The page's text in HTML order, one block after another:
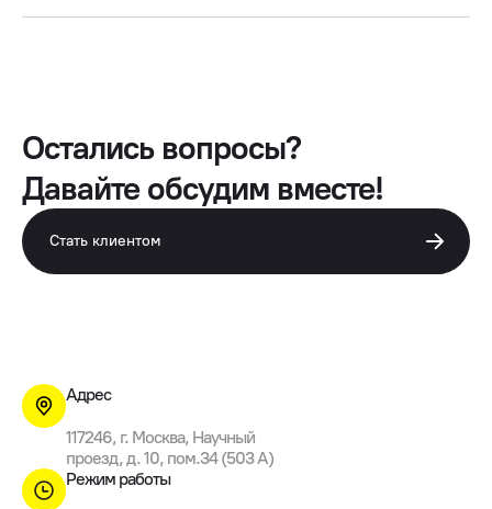
Остались вопросы?
Давайте обсудим вместе!
Стать клиентом
Адрес
117246, г. Москва, Научный
проезд, д. 10, пом.34 (503 A)
Режим работы